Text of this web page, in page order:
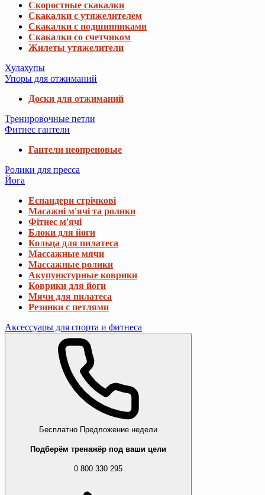
Скоростные скакалки
Скакалки с утяжелителем
Скакалки с подшипниками
Скакалки со счетчиком
Жилеты утяжелители
Хулахупы
Упоры для отжиманий
Доски для отжиманий
Тренировочные петли
Фитнес гантели
Гантели неопреновые
Ролики для пресса
Йога
Еспандери стрічкові
Масажні м'ячі та ролики
Фітнес м'ячі
Блоки для йоги
Кольца для пилатеса
Массажные мячи
Массажные ролики
Акупунктурные коврики
Коврики для йоги
Мячи для пилатеса
Резинки с петлями
Аксессуары для спорта и фитнеса
Бесплатно Предложение недели
Подберём тренажёр под ваши цели
0 800 330 295